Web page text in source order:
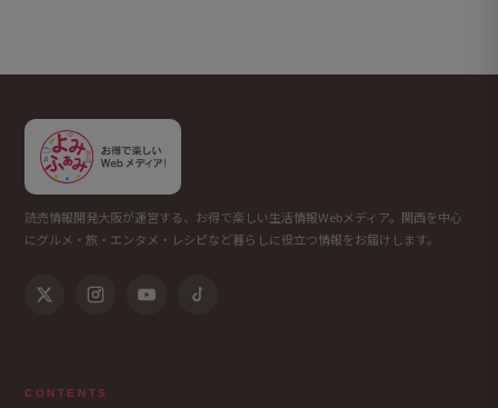
読売情報開発大阪が運営する、お得で楽しい生活情報Webメディア。関西を中心
にグルメ・旅・エンタメ・レシピなど暮らしに役立つ情報をお届けします。
CONTENTS